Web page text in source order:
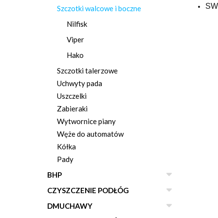
Szczotki walcowe i boczne
Nilfisk
Viper
Hako
Szczotki talerzowe
Uchwyty pada
Uszczelki
Zabieraki
Wytwornice piany
Węże do automatów
Kółka
Pady
BHP
CZYSZCZENIE PODŁÓG
DMUCHAWY